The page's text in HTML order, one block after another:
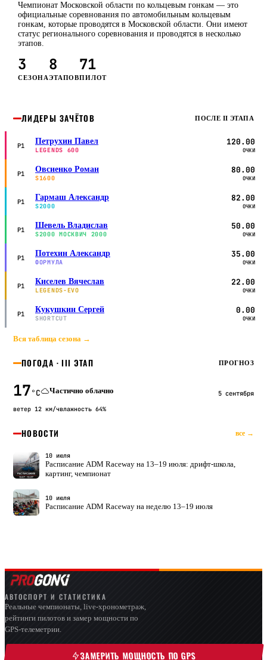
ЛИДЕРЫ ЗАЧЁТОВ ПОСЛЕ II ЭТАПА
P1 Петрухин Павел
LEGENDS 600
120.00
ОЧКИ
P1 Овсиенко Роман
S1600
80.00
ОЧКИ
P1 Гармаш Александр
S2000
82.00
ОЧКИ
P1 Шевель Владислав
S2000 МОСКВИЧ 2000
50.00
ОЧКИ
P1 Потехин Александр
ФОРМУЛА
35.00
ОЧКИ
P1 Киселев Вячеслав
LEGENDS-EVO
22.00
ОЧКИ
P1 Кукушкин Сергей
SHORTCUT
0.00
ОЧКИ
Вся таблица сезона →
ПОГОДА · III ЭТАП ПРОГНОЗ
17°C Частично облачно 5 сентября
ветер 12 км/чвлажность 64%
НОВОСТИ все →
10 июля
Расписание ADM Raceway на 13–19 июля: дрифт-школа,
картинг, чемпионат
10 июля
Расписание ADM Raceway на неделю 13–19 июля
Чемпионат Московской области по кольцевым гонкам — это
официальные соревнования по автомобильным кольцевым
гонкам, которые проводятся в Московской области. Они имеют
статус регионального соревнования и проводятся в несколько
этапов.
3
СЕЗОНА
8
ЭТАПОВ
71
ПИЛОТ
АВТОСПОРТ И СТАТИСТИКА
Реальные чемпионаты, live-хронометраж,
рейтинги пилотов и замер мощности по
GPS-телеметрии.
ЗАМЕРИТЬ МОЩНОСТЬ ПО GPS